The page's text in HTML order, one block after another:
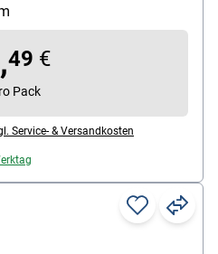
mit Folienstift
49 €
Pack
Service- & Versandkosten